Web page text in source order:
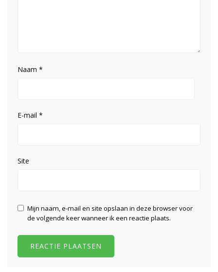
Naam *
E-mail *
Site
Mijn naam, e-mail en site opslaan in deze browser voor
de volgende keer wanneer ik een reactie plaats.